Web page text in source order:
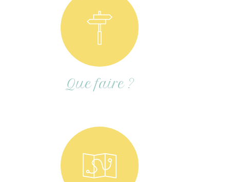
Que faire ?